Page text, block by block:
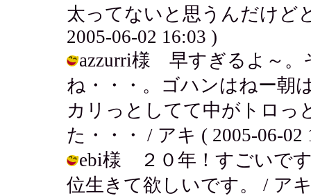
太ってないと思うんだけど
2005-06-02 16:03 )
azzurri様 早すぎるよ～。
ね・・・。ゴハンはねー朝
カリっとしてて中がトロっ
た・・・ / アキ ( 2005-06-02
ebi様 ２０年！すごいで
位生きて欲しいです。 / ア